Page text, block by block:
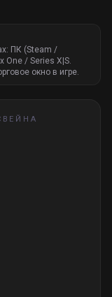
ПК (Steam /
One / Series X|S.
окно в игре.